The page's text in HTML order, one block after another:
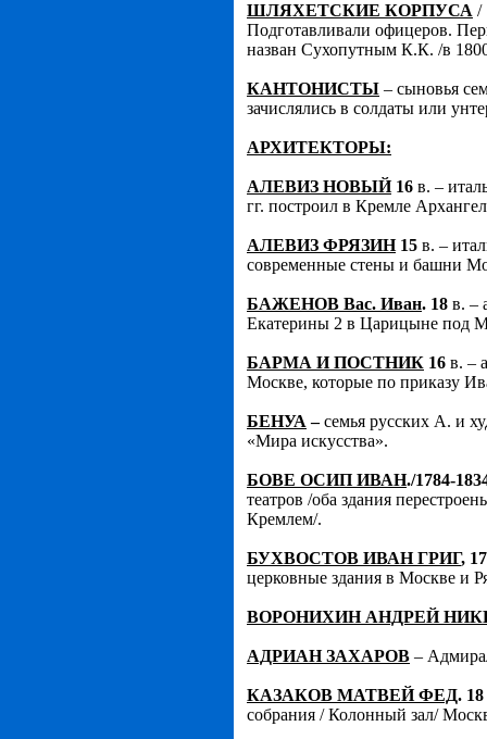
ШЛЯХЕТСКИЕ КОРПУСА /
Подготавливали офицеров.
назван Сухопутным К.К. /в
КАНТОНИСТЫ – сыновья
зачислялись в солдаты или
АРХИТЕКТОРЫ:
АЛЕВИЗ НОВЫЙ16 в. –
гг. построил в Кремле
АЛЕВИЗ ФРЯЗИН15 в. –
современные стены и башни
БАЖЕНОВ Вас. Иван. 18 в. –
Екатерины 2 в Царицыне под
БАРМА И ПОСТНИК 16 в. –
Москве, которые по приказу
БЕНУА –семья русских А. и
«Мира искусства».
БОВЕ ОСИП ИВАН./1784-
театров /оба здания
Кремлем/.
БУХВОСТОВ ИВАН ГРИГ,
церковные здания в Москве и
ВОРОНИХИН АНДРЕЙ
АДРИАН ЗАХАРОВ –
КАЗАКОВ МАТВЕЙ ФЕД. 18
собрания / Колонный зал/